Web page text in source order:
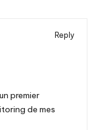
Reply
premier
de mes